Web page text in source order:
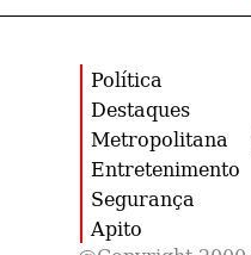
Política
Destaques
Metropolitana
Entretenimento
Segurança
Apito